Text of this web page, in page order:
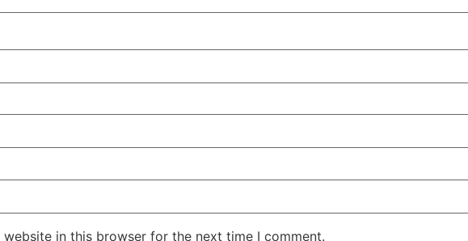
website in this browser for the next time I comment.